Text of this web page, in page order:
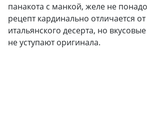
панакота с манкой, желе не
рецепт кардинально отличается
итальянского десерта, но
не уступают оригинала.